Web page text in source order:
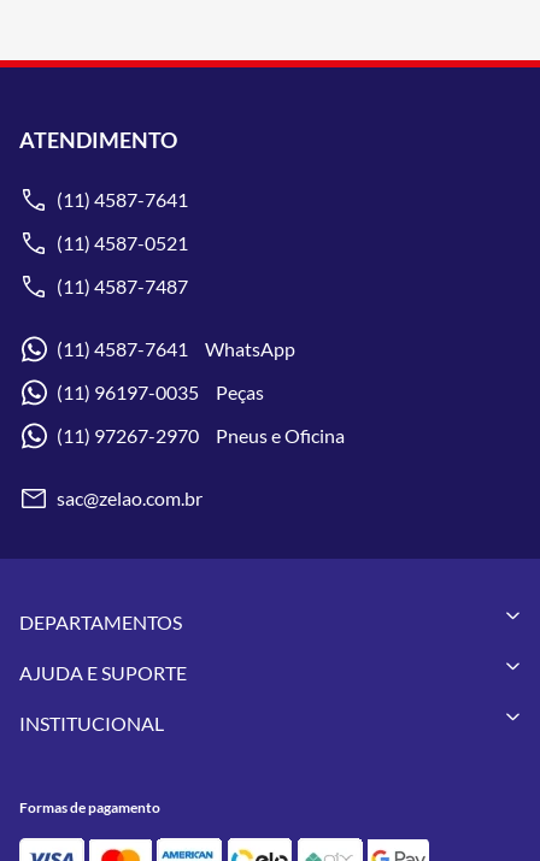
ATENDIMENTO
(11) 4587-7641
(11) 4587-0521
(11) 4587-7487
(11) 4587-7641 WhatsApp
(11) 96197-0035 Peças
(11) 97267-2970 Pneus e Oficina
sac@zelao.com.br
DEPARTAMENTOS
Vestuários
Pneus
Utilidades
AJUDA E SUPORTE
Meus Pedidos
Política de Privacidade
INSTITUCIONAL
Contato
Formas de pagamento